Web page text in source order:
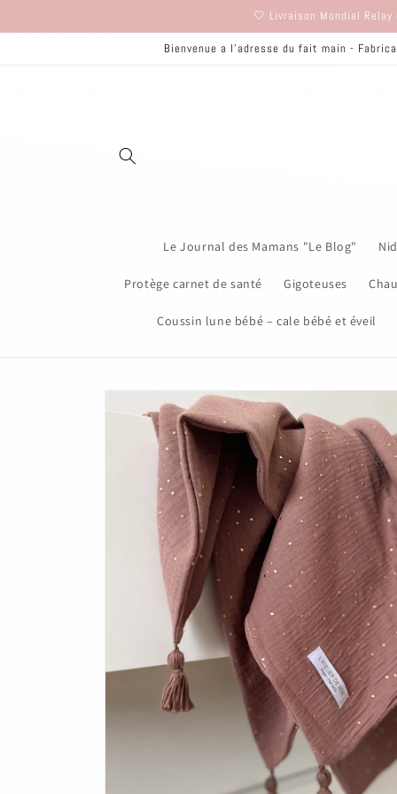
au
🤍 Livraison Mondial
Bienvenue a l'adresse du fait main -
Le Journal des Mamans "Le Blog"
Protège carnet de santé Gigoteuses
Coussin lune bébé – cale bébé et éveil
Passer aux
informations
produits